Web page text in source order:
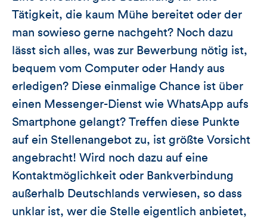
dieses
Artikels
Tätigkeit, die kaum Mühe bereitet oder der
man sowieso gerne nachgeht? Noch dazu
lässt sich alles, was zur Bewerbung nötig ist,
bequem vom Computer oder Handy aus
erledigen? Diese einmalige Chance ist über
einen Messenger-Dienst wie WhatsApp aufs
Smartphone gelangt? Treffen diese Punkte
auf ein Stellenangebot zu, ist größte Vorsicht
angebracht! Wird noch dazu auf eine
Kontaktmöglichkeit oder Bankverbindung
außerhalb Deutschlands verwiesen, so dass
unklar ist, wer die Stelle eigentlich anbietet,